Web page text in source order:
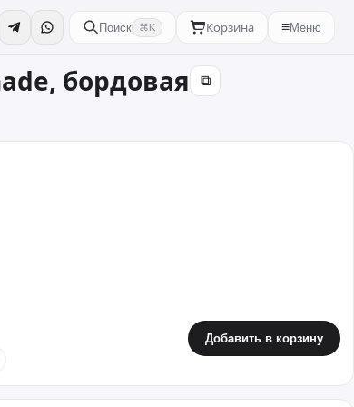
Поиск ⌘K Корзина ≡Меню
бордовая ⧉
Добавить в корзину